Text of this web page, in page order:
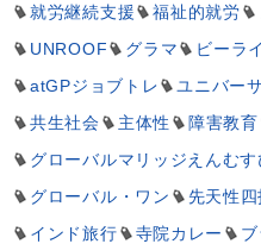
就労継続支援
福祉的就労
UNROOF
グラマ
ビーラ
atGPジョブトレ
ユニバー
共生社会
主体性 障害教育
グローバルマリッジえんむす
グローバル・ワン
先天性四
インド旅行
寺院カレー